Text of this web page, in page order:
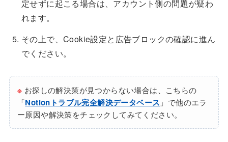
定せずに起こる場合は、アカウント側の問題が疑わ
れます。
その上で、Cookie設定と広告ブロックの確認に進ん
でください。
※ お探しの解決策が見つからない場合は、こちらの
「Notionトラブル完全解決データベース 」で他のエラ
ー原因や解決策をチェックしてみてください。